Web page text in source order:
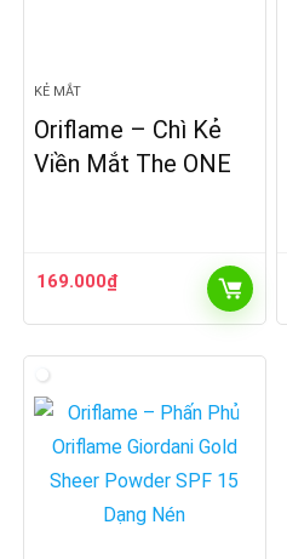
KẺ MẮT
Oriflame – Chì Kẻ
Viền Mắt The ONE
169.000₫